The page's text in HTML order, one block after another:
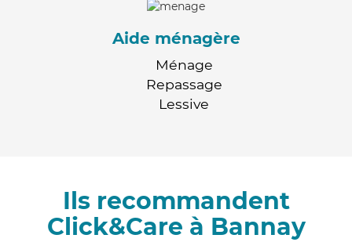
Aide ménagère
Ménage
Repassage
Lessive
Ils recommandent
Click&Care à Bannay